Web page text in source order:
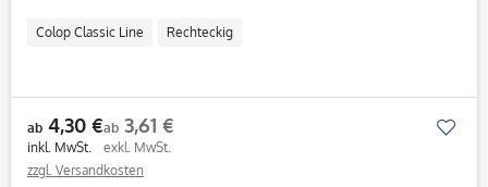
Colop Classic Line Rechteckig
ab 4,30 €
inkl. MwSt.
ab 3,61 €
exkl. MwSt.
zzgl. Versandkosten